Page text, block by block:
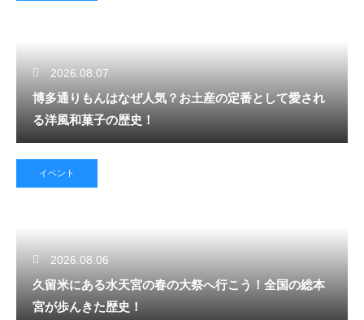
2026.08.07
博多通りもんはなぜ人気？お土産の定番として愛され
る洋風和菓子の歴史！
イベント
2026.08.06
久留米にある水天宮の春の大祭へ行こう！全国の総本
宮が歩んきた歴史！